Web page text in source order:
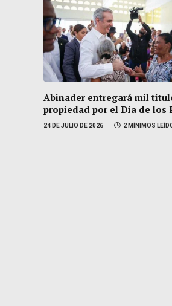
Abinader entregará mil
propiedad por el Día de los
24 DE JULIO DE 2026 2 MÍNIMOS